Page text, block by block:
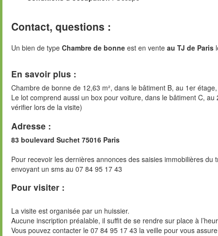
Contact, questions :
Un bien de type Chambre de bonne est en vente au TJ de Paris
En savoir plus :
Chambre de bonne de 12,63 m², dans le bâtiment B, au 1er
Le lot comprend aussi un box pour voiture, dans le bâtiment C,
vérifier lors de la visite)
Adresse :
83 boulevard Suchet 75016 Paris
Pour recevoir les dernières annonces des saisies immobilières
envoyant un sms au 07 84 95 17 43
Pour visiter :
La visite est organisée par un huissier.
Aucune inscription préalable, il suffit de se rendre sur place à
Vous pouvez contacter le 07 84 95 17 43 la veille pour vous